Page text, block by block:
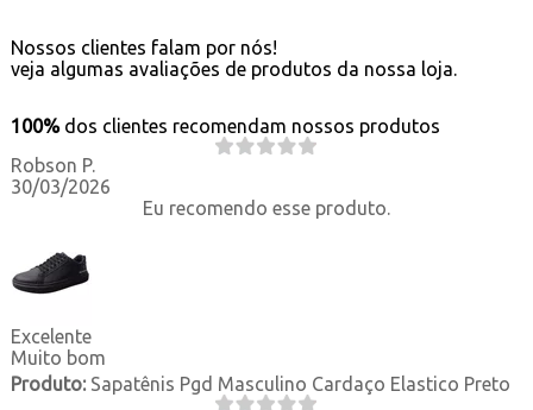
Nossos clientes falam por nós!
veja algumas avaliações de produtos da nossa loja.
100% dos clientes recomendam nossos produtos
Robson P.
30/03/2026
Eu recomendo esse produto.
Excelente
Muito bom
Produto:Sapatênis Pgd Masculino Cardaço Elastico Preto